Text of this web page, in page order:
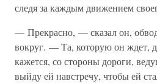
следя за каждым движением
— Прекрасно, — сказал он,
вокруг. — Та, которую он ждет,
кажется, со стороны дороги,
выйду ей навстречу, чтобы ей